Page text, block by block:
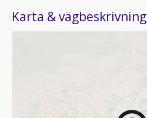
Karta & vägbeskrivning